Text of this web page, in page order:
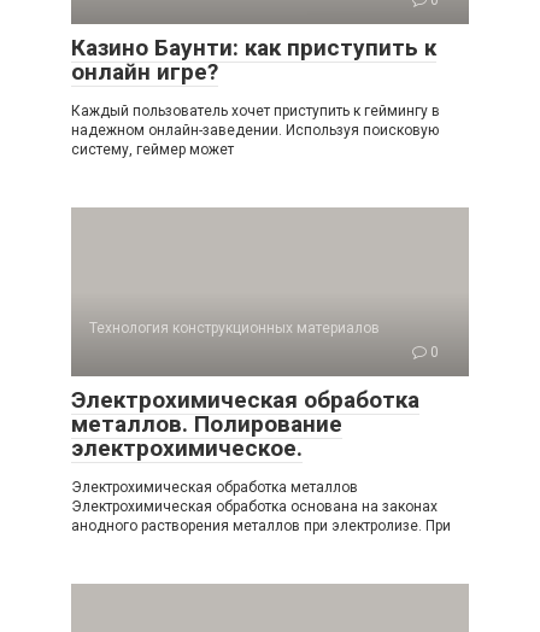
Казино Баунти: как приступить к
онлайн игре?
Каждый пользователь хочет приступить к геймингу в
надежном онлайн-заведении. Используя поисковую
систему, геймер может
Технология конструкционных материалов
0
Электрохимическая обработка
металлов. Полирование
электрохимическое.
Электрохимическая обработка металлов
Электрохимическая обработка основана на законах
анодного растворения металлов при электролизе. При